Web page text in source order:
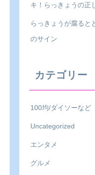
キ！らっきょうの正
らっきょうが腐ると
のサイン
カテゴリー
100均/ダイソーなど
Uncategorized
エンタメ
グルメ